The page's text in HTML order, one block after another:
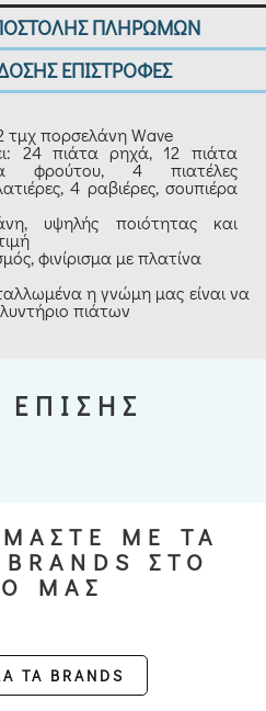
ΠΛΗΡΩΜΩΝ
ΕΠΙΣΤΡΟΦΕΣ
τμχ πορσελάνη Wave
24 πιάτα ρηχά, 12 πιάτα
φρούτου, 4 πιατέλες
4 ραβιέρες, σουπιέρα
υψηλής ποιότητας και
φινίρισμα με πλατίνα
η γνώμη μας είναι να
πιάτων
ΕΠΙΣΗΣ
ΜΕ ΤΑ
ΣΤΟ
ΜΑΣ
ΤΑ BRANDS